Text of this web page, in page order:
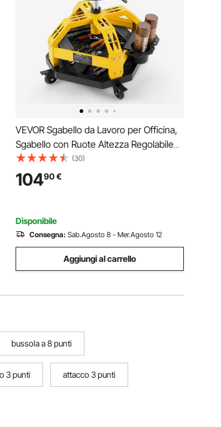
VEVOR Sgabello da Lavoro per Officina,
Sgabello con Ruote Altezza Regolabile
62-77 cm Girevole, Vassoio Porta
Attrezzi Sedile con Schienale, Sedia da
Lavoro Meccanico Porta Utensili con
(30)
10490€
Disponibile
Consegna: Sab.Agosto 8 - Mer.Agosto 12
Aggiungi al carrello
bussola a 8 punti
3 punti attacco 3 punti